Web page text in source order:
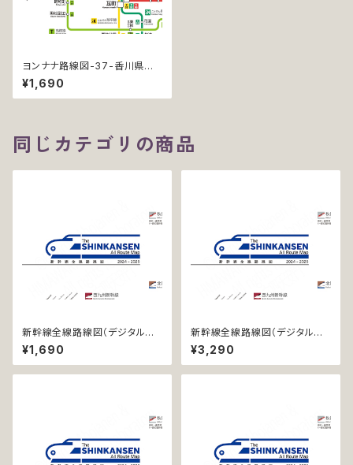
ヨンナナ路線図-37-香川県の
鉄道 (Kagawa / デジタル / L
T)
¥1,690
同じカテゴリの商品
新幹線全線路線図（デジタル版
／LT）
¥1,690
新幹線全線路線図（デジタル版
／LT-NC）
¥3,290